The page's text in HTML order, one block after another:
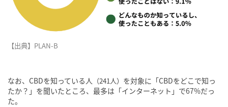
【出典】PLAN-B
なお、CBDを知っている人 （241人） を対象に「CBDをどこで知っ
たか？」を聞いたところ、最多は「インターネット」で67%だっ
た。